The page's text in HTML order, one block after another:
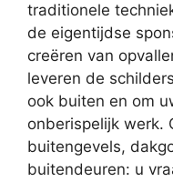
traditionele
de eigentijdse
creëren van
leveren de
ook buiten en om
onberispelijk werk.
buitengevels,
buitendeuren: u